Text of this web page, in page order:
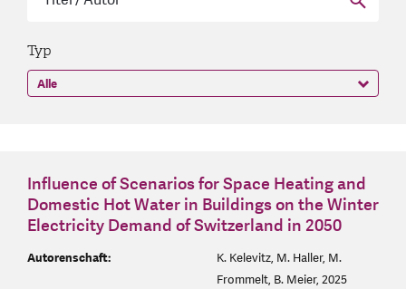
Typ
Influence of Scenarios for Space Heating and
Domestic Hot Water in Buildings on the Winter
Electricity Demand of Switzerland in 2050
Autorenschaft:
K. Kelevitz, M. Haller, M.
Frommelt, B. Meier, 2025